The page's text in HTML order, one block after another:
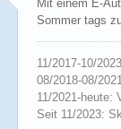
Mit einem E-
Sommer tags
11/2017-10/
08/2018-08/
11/2021-heute:
Seit 11/2023: